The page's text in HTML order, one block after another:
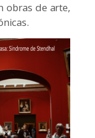
obras de arte,